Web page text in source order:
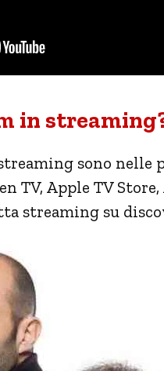
in
sono nelle
TV, Apple TV
streaming su